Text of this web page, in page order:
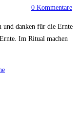
0 Kommentare
und danken für die Ernte
Im Ritual machen